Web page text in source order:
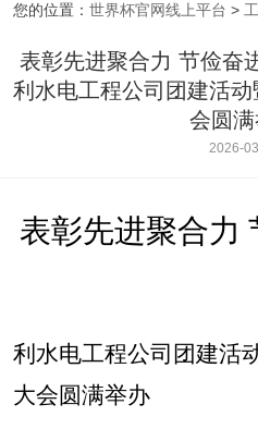
您的位置： 世界杯官网线上平台 >
表彰先进聚合力 节俭
利水电工程公司团建活
会圆
2026-
表彰先进聚合力
——怀
利水电工程公司团建活
大会圆满举办​